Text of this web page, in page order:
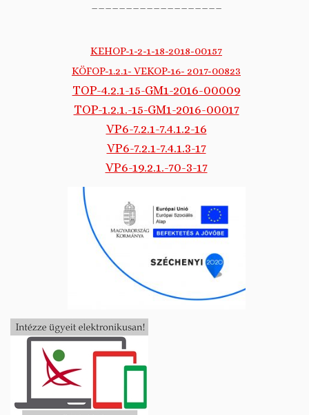
KEHOP-1-2-1-18-2018-00157
KÖFOP-1.2.1- VEKOP-16- 2017-00823
TOP-4.2.1-15-GM1-2016-00009
TOP-1.2.1.-15-GM1-2016-00017
VP6-7.2.1-7.4.1.2-16
VP6-7.2.1-7.4.1.3-17
VP6-19.2.1.-70-3-17